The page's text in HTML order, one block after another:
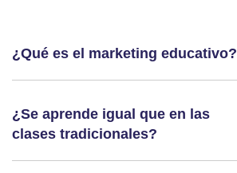
¿Qué es el marketing educativo?
¿Se aprende igual que en las
clases tradicionales?